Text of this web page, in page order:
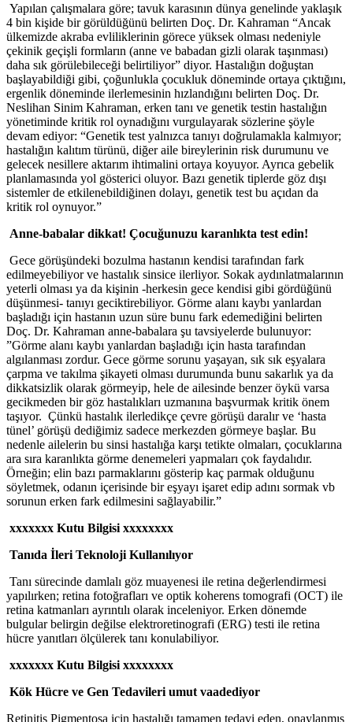
Yapılan çalışmalara göre; tavuk karasının dünya genelinde yaklaşık
4 bin kişide bir görüldüğünü belirten Doç. Dr. Kahraman “Ancak
ülkemizde akraba evliliklerinin görece yüksek olması nedeniyle
çekinik geçişli formların (anne ve babadan gizli olarak taşınması)
daha sık görülebileceği belirtiliyor” diyor. Hastalığın doğuştan
başlayabildiği gibi, çoğunlukla çocukluk döneminde ortaya çıktığını,
ergenlik döneminde ilerlemesinin hızlandığını belirten Doç. Dr.
Neslihan Sinim Kahraman, erken tanı ve genetik testin hastalığın
yönetiminde kritik rol oynadığını vurgulayarak sözlerine şöyle
devam ediyor: “Genetik test yalnızca tanıyı doğrulamakla kalmıyor;
hastalığın kalıtım türünü, diğer aile bireylerinin risk durumunu ve
gelecek nesillere aktarım ihtimalini ortaya koyuyor. Ayrıca gebelik
planlamasında yol gösterici oluyor. Bazı genetik tiplerde göz dışı
sistemler de etkilenebildiğinen dolayı, genetik test bu açıdan da
kritik rol oynuyor.”
Anne-babalar dikkat! Çocuğunuzu karanlıkta test edin!
Gece görüşündeki bozulma hastanın kendisi tarafından fark
edilmeyebiliyor ve hastalık sinsice ilerliyor. Sokak aydınlatmalarının
yeterli olması ya da kişinin -herkesin gece kendisi gibi gördüğünü
düşünmesi- tanıyı geciktirebiliyor. Görme alanı kaybı yanlardan
başladığı için hastanın uzun süre bunu fark edemediğini belirten
Doç. Dr. Kahraman anne-babalara şu tavsiyelerde bulunuyor:
”Görme alanı kaybı yanlardan başladığı için hasta tarafından
algılanması zordur. Gece görme sorunu yaşayan, sık sık eşyalara
çarpma ve takılma şikayeti olması durumunda bunu sakarlık ya da
dikkatsizlik olarak görmeyip, hele de ailesinde benzer öykü varsa
gecikmeden bir göz hastalıkları uzmanına başvurmak kritik önem
taşıyor. Çünkü hastalık ilerledikçe çevre görüşü daralır ve ‘hasta
tünel’ görüşü dediğimiz sadece merkezden görmeye başlar. Bu
nedenle ailelerin bu sinsi hastalığa karşı tetikte olmaları, çocuklarına
ara sıra karanlıkta görme denemeleri yapmaları çok faydalıdır.
Örneğin; elin bazı parmaklarını gösterip kaç parmak olduğunu
söyletmek, odanın içerisinde bir eşyayı işaret edip adını sormak vb
sorunun erken fark edilmesini sağlayabilir.”
xxxxxxx Kutu Bilgisi xxxxxxxx
Tanıda İleri Teknoloji Kullanılıyor
Tanı sürecinde damlalı göz muayenesi ile retina değerlendirmesi
yapılırken; retina fotoğrafları ve optik koherens tomografi (OCT) ile
retina katmanları ayrıntılı olarak inceleniyor. Erken dönemde
bulgular belirgin değilse elektroretinografi (ERG) testi ile retina
hücre yanıtları ölçülerek tanı konulabiliyor.
xxxxxxx Kutu Bilgisi xxxxxxxx
Kök Hücre ve Gen Tedavileri umut vaadediyor
Retinitis Pigmentosa için hastalığı tamamen tedavi eden, onaylanmış